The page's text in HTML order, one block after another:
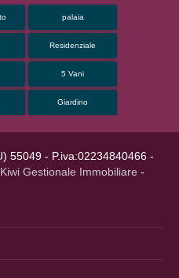
palaia
Residenziale
5 Vani
Giardino
55049 - P.iva:02234840466 -
Kiwi Gestionale Immobiliare -